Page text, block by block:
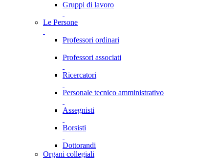
Gruppi di lavoro
Le Persone
Professori ordinari
Professori associati
Ricercatori
Personale tecnico amministrativo
Assegnisti
Borsisti
Dottorandi
Organi collegiali